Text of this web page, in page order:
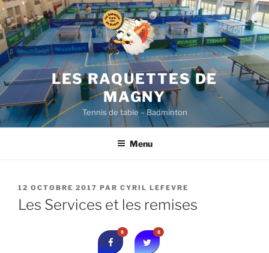
Aller
au
contenu
principal
LES RAQUETTES DE
MAGNY
Tennis de table – Badminton
Menu
PUBLIÉ
LE
12 OCTOBRE 2017 PAR CYRIL LEFEVRE
Les Services et les remises
0 0